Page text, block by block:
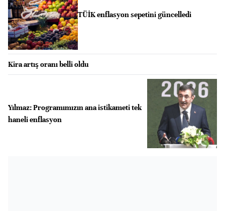
TÜİK enflasyon sepetini güncelledi
Kira artış oranı belli oldu
Yılmaz: Programımızın ana istikameti tek
haneli enflasyon